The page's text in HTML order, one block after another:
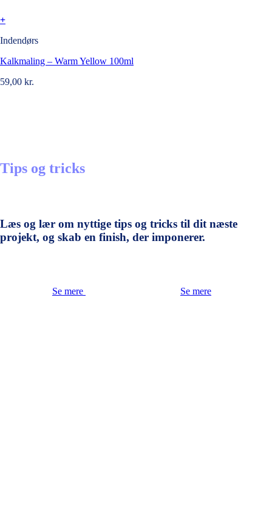
+
Indendørs
Kalkmaling – Warm Yellow 100ml
59,00 kr.
Tips og tricks
Læs og lær om nyttige tips og tricks til dit næste
projekt, og skab en finish, der imponerer.
Se mere Se mere